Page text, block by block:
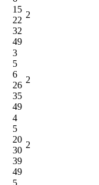
15
22
32
49
2
3
5
6
26
35
49
2
4
5
20
30
39
49
2
5